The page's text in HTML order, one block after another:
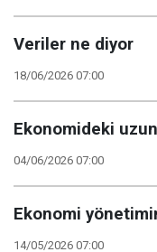
Veriler ne diyor
18/06/2026 07:00
Ekonomideki uzun
04/06/2026 07:00
Ekonomi
14/05/2026 07:00